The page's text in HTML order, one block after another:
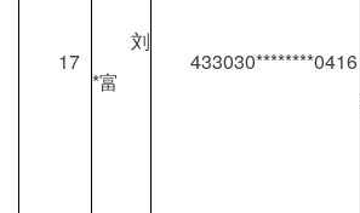
17
刘
*富
433030********0416